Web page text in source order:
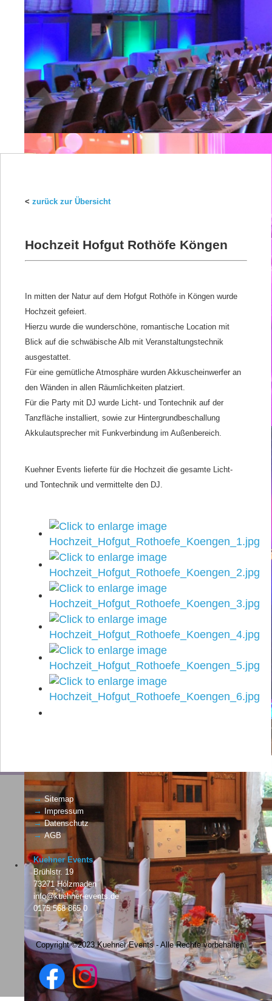
< zurück zur Übersicht
Hochzeit Hofgut Rothöfe Köngen
In mitten der Natur auf dem Hofgut Rothöfe in Köngen wurde
Hochzeit gefeiert.
Hierzu wurde die wunderschöne, romantische Location mit
Blick auf die schwäbische Alb mit Veranstaltungstechnik
ausgestattet.
Für eine gemütliche Atmosphäre wurden Akkuscheinwerfer an
den Wänden in allen Räumlichkeiten platziert.
Für die Party mit DJ wurde Licht- und Tontechnik auf der
Tanzfläche installiert, sowie zur Hintergrundbeschallung
Akkulautsprecher mit Funkverbindung im Außenbereich.
Kuehner Events lieferte für die Hochzeit die gesamte Licht-
und Tontechnik und vermittelte den DJ.
→Sitemap
→ Impressum
→Datenschutz
→AGB
Kuehner Events
Brühlstr. 19
73271 Holzmaden
info@kuehner-events.de
0175 568 865 0
Copyright ©2023 Kuehner Events - Alle Rechte vorbehalten.